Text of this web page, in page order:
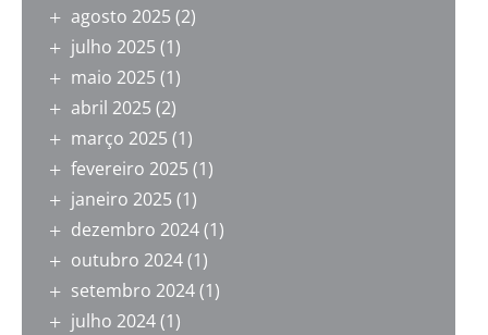
agosto 2025 (2)
julho 2025 (1)
maio 2025 (1)
abril 2025 (2)
março 2025 (1)
fevereiro 2025 (1)
janeiro 2025 (1)
dezembro 2024(1)
outubro 2024(1)
setembro 2024(1)
julho 2024(1)